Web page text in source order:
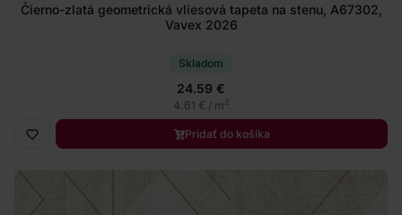
Čierno-zlatá geometrická vliesová tapeta na stenu, A67302,
Vavex 2026
Skladom
24.59 €
4.61 € / m2
Pridať do košíka